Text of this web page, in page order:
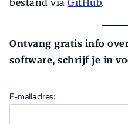
bestand via GitHub.
Ontvang gratis info
software, schrijf je in
E-mailadres: